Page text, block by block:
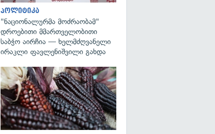
პოლიტიკა
"ნაციონალურმა მოძრაობამ"
დროებითი მმართველობითი
საბჭო აირჩია — ხელმძღვანელი
ირაკლი ფავლენიშვილი გახდა